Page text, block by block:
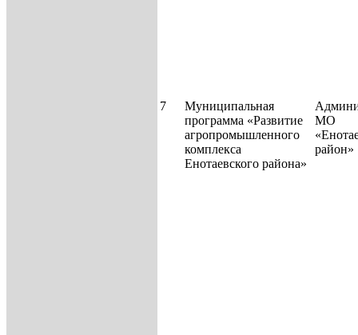
7
Муниципальная
программа «Развитие
агропромышленного
комплекса
Енотаевского района»
МО
район»